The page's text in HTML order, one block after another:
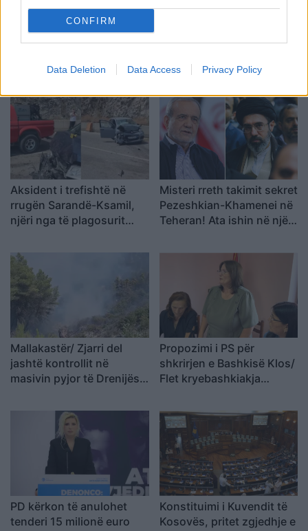
CONFIRM
Data Deletion Data Access Privacy Policy
Analiza: Një shqiptar ka
nevojë për 28 mijë dollarë
“pragun e lumturisë”
ndjenjat në kantierin e
ndërtimit dhe ndërron jetë
në spital
Aksident i trefishtë në
rrugën Sarandë-Ksamil,
njëri nga të plagosurit
Traumës në Tiranë
Misteri rreth takimit sekret
Pezeshkian-Khamenei në
Teheran! Ata ishin në një
duke e dëgjuar njëri-
tjetrin, por pa e parë
Mallakastër/ Zjarri del
jashtë kontrollit në
masivin pyjor të Drenijës!
ndërhyrja nga ajri (VIDEO)
Propozimi i PS për
shkrirjen e Bashkisë Klos/
Flet kryebashkiakja
Jam shërbëtore e popullit,
karrigia është e
përkohshme, nëse
qytetarët janë kundër, unë
jam me ta (VIDEO)
PD kërkon të anulohet
tenderi 15 milionë euro
Konstituimi i Kuvendit të
Kosovës, pritet zgjedhje e